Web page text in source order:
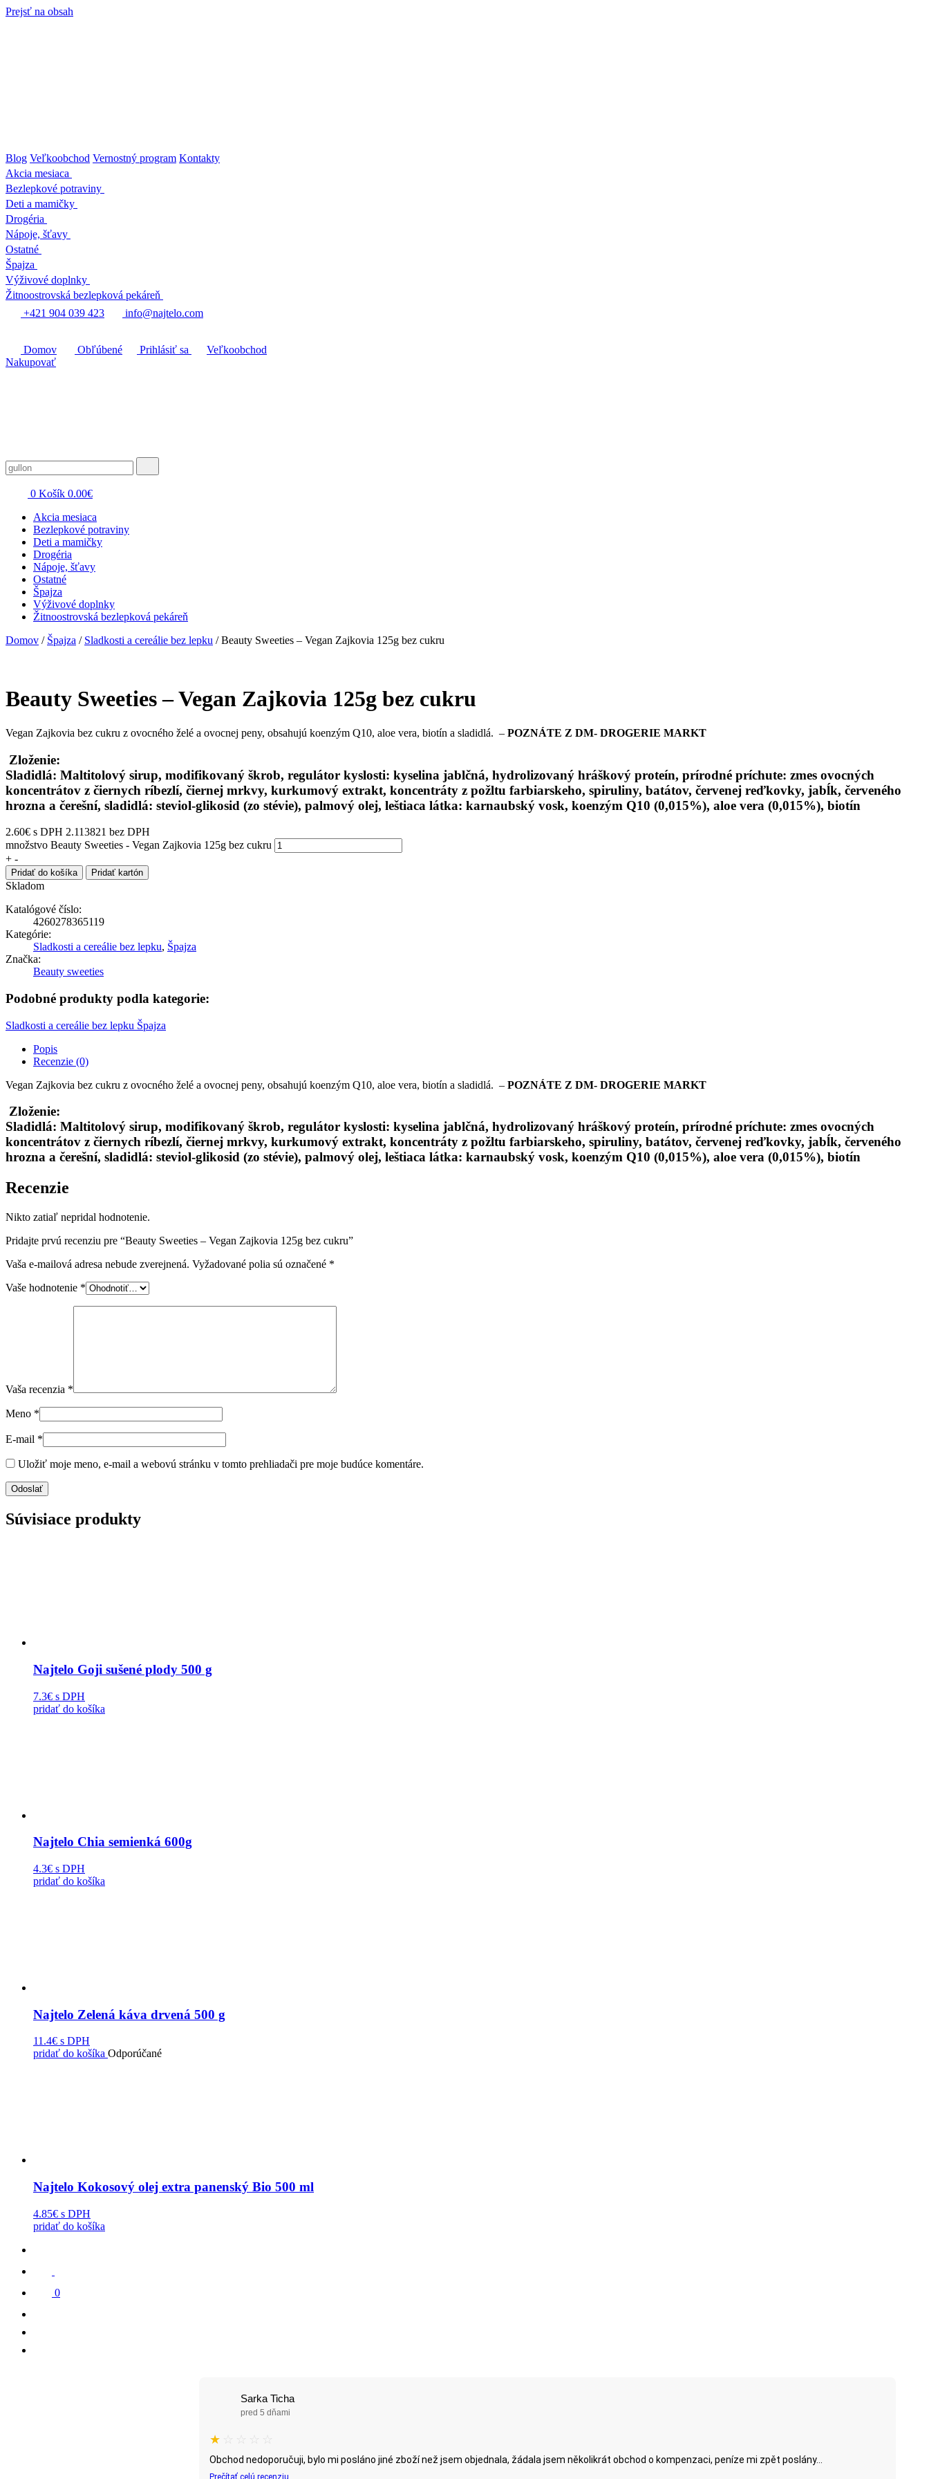
Prejsť na obsah
Blog Veľkoobchod Vernostný program Kontakty
Akcia mesiaca
Bezlepkové potraviny
Deti a mamičky
Drogéria
Nápoje, šťavy
Ostatné
Špajza
Výživové doplnky
Žitnoostrovská bezlepková pekáreň
+421 904 039 423
info@najtelo.com
Domov Obľúbené Prihlásiť sa
Veľkoobchod
Nakupovať
0 Košík 0.00€
Akcia mesiaca
Bezlepkové potraviny
Deti a mamičky
Drogéria
Nápoje, šťavy
Ostatné
Špajza
Výživové doplnky
Žitnoostrovská bezlepková pekáreň
Domov / Špajza / Sladkosti a cereálie bez lepku / Beauty Sweeties – Vegan Zajkovia 125g bez cukru
Beauty Sweeties – Vegan Zajkovia 125g bez cukru
Vegan Zajkovia bez cukru z ovocného želé a ovocnej peny, obsahujú koenzým Q10, aloe vera, biotín a sladidlá. – POZNÁTE Z DM- DROGERIE MARKT
Zloženie:
Sladidlá: Maltitolový sirup, modifikovaný škrob, regulátor kyslosti: kyselina jablčná, hydrolizovaný hráškový proteín, prírodné príchute: zmes ovocných
koncentrátov z čiernych ríbezlí, čiernej mrkvy, kurkumový extrakt, koncentráty z požltu farbiarskeho, spiruliny, batátov, červenej reďkovky, jabĺk, červeného
hrozna a čerešní, sladidlá: steviol-glikosid (zo stévie), palmový olej, leštiaca látka: karnaubský vosk, koenzým Q10 (0,015%), aloe vera (0,015%), biotín
2.60€ s DPH 2.113821 bez DPH
množstvo Beauty Sweeties - Vegan Zajkovia 125g bez cukru
+ -
Pridať do košíka Pridať kartón
Skladom
Katalógové číslo:
4260278365119
Kategórie:
Sladkosti a cereálie bez lepku, Špajza
Značka:
Beauty sweeties
Podobné produkty podla kategorie:
Sladkosti a cereálie bez lepku Špajza
Popis
Recenzie (0)
Vegan Zajkovia bez cukru z ovocného želé a ovocnej peny, obsahujú koenzým Q10, aloe vera, biotín a sladidlá. – POZNÁTE Z DM- DROGERIE MARKT
Zloženie:
Sladidlá: Maltitolový sirup, modifikovaný škrob, regulátor kyslosti: kyselina jablčná, hydrolizovaný hráškový proteín, prírodné príchute: zmes ovocných
koncentrátov z čiernych ríbezlí, čiernej mrkvy, kurkumový extrakt, koncentráty z požltu farbiarskeho, spiruliny, batátov, červenej reďkovky, jabĺk, červeného
hrozna a čerešní, sladidlá: steviol-glikosid (zo stévie), palmový olej, leštiaca látka: karnaubský vosk, koenzým Q10 (0,015%), aloe vera (0,015%), biotín
Recenzie
Nikto zatiaľ nepridal hodnotenie.
Pridajte prvú recenziu pre “Beauty Sweeties – Vegan Zajkovia 125g bez cukru”
Vaša e-mailová adresa nebude zverejnená. Vyžadované polia sú označené *
Vaše hodnotenie *
Vaša recenzia *
Meno *
E-mail *
Uložiť moje meno, e-mail a webovú stránku v tomto prehliadači pre moje budúce komentáre.
Súvisiace produkty
Najtelo Goji sušené plody 500 g
7.3€ s DPH
pridať do košíka
Najtelo Chia semienká 600g
4.3€ s DPH
pridať do košíka
Najtelo Zelená káva drvená 500 g
11.4€ s DPH
pridať do košíka Odporúčané
Najtelo Kokosový olej extra panenský Bio 500 ml
4.85€ s DPH
pridať do košíka
0
Sarka Ticha
pred 5 dňami
★ ☆ ☆ ☆ ☆
Obchod nedoporučuji, bylo mi posláno jiné zboží než jsem objednala, žádala jsem několikrát obchod o kompenzaci, peníze mi zpět poslány...
Prečítať celú recenziu